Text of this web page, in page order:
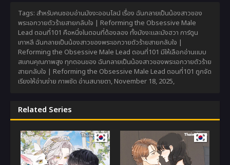
Tags: สำหรับคนชอบอ่านมังงะออนไลน์ เรื่อง ฉันกลายเป็นน้องสาวของ
พระเอกวายตัวร้ายสายกลับใจ | Reforming the Obsessive Male
Lead ตอนที่101 คือหนึ่งในตอนที่ต้องลอง ทั้งมังงะและมังฮวา การ์ตูน
เกาหลี ฉันกลายเป็นน้องสาวของพระเอกวายตัวร้ายสายกลับใจ |
Reforming the Obsessive Male Lead ตอนที่101 มีให้เลือกอ่านแบบ
สแกนคุณภาพสูง ทุกตอนของ ฉันกลายเป็นน้องสาวของพระเอกวายตัวร้าย
สายกลับใจ | Reforming the Obsessive Male Lead ตอนที่101 ถูกจัด
เรียงให้อ่านง่าย ภาพชัด อ่านสบายตา, November 18, 2025,
Related Series